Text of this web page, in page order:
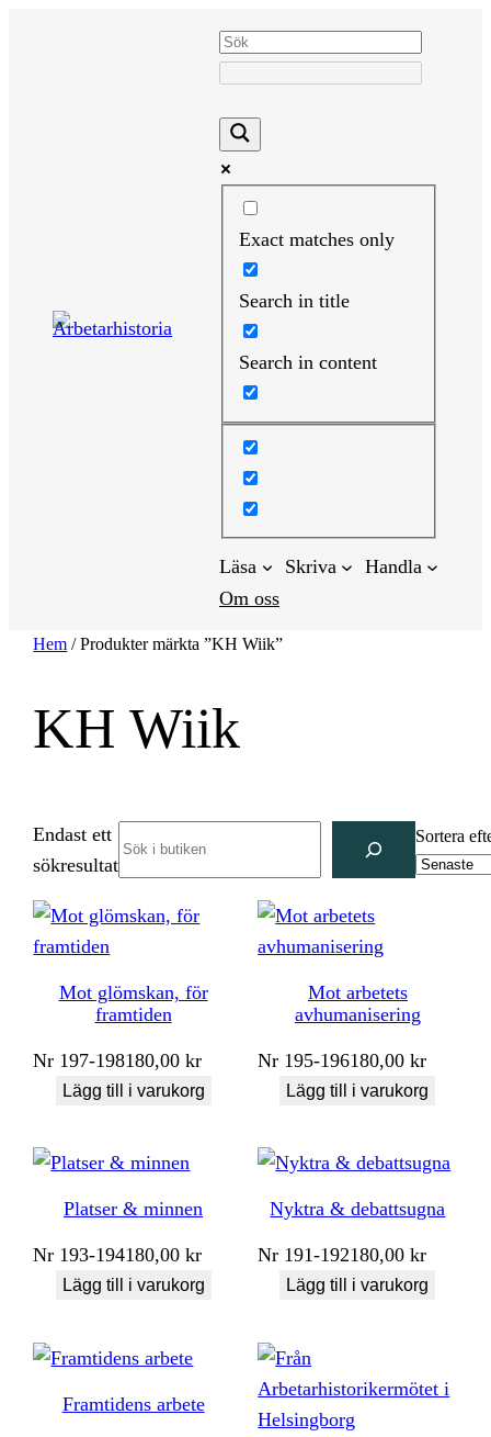
Exact matches only
Search in title
Search in content
Läsa Skriva
Handla
Om oss
Hem / Produkter märkta ”KH Wiik”
KH Wiik
Endast ett
sökresultat
Sortera
Mot glömskan, för
framtiden
Nr 197-198180,00kr
Lägg till i varukorg
Mot arbetets
avhumanisering
Nr 195-196180,00kr
Lägg till i varukorg
Platser & minnen
Nr 193-194180,00kr
Lägg till i varukorg
Nyktra & debattsugna
Nr 191-192180,00kr
Lägg till i varukorg
Framtidens arbete